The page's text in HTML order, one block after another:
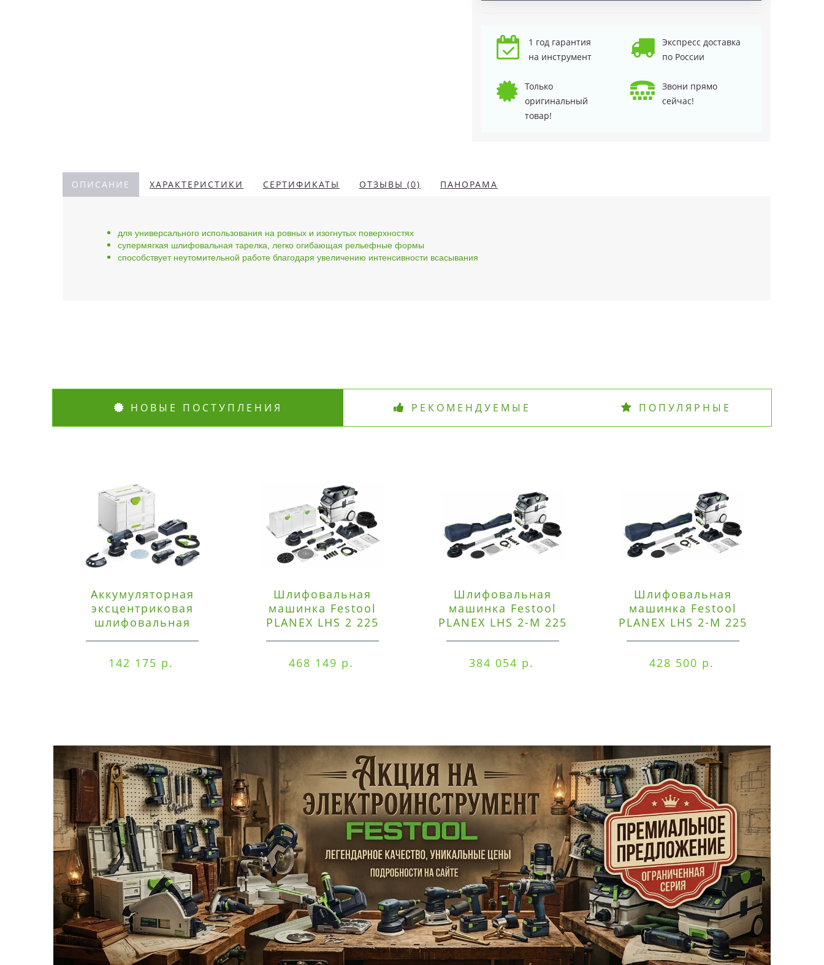
1 год гарантия
на инструмент
Экспресс доставка
по России
Только
оригинальный
товар!
Звони прямо
сейчас!
ОПИСАНИЕ ХАРАКТЕРИСТИКИ СЕРТИФИКАТЫ ОТЗЫВЫ (0) ПАНОРАМА
для универсального использования на ровных и изогнутых поверхностях
супермягкая шлифовальная тарелка, легко огибающая рельефные формы
способствует неутомительной работе благодаря увеличению интенсивности всасывания
НОВЫЕ ПОСТУПЛЕНИЯ РЕКОМЕНДУЕМЫЕ ПОПУЛЯРНЫЕ
Аккумуляторная
эксцентриковая
шлифовальная
142 175 р.
Шлифовальная
машинка Festool
PLANEX LHS 2 225
468 149 р.
Шлифовальная
машинка Festool
PLANEX LHS 2-M 225
384 054 р.
Шлифовальная
машинка Festool
PLANEX LHS 2-M 225
428 500 р.